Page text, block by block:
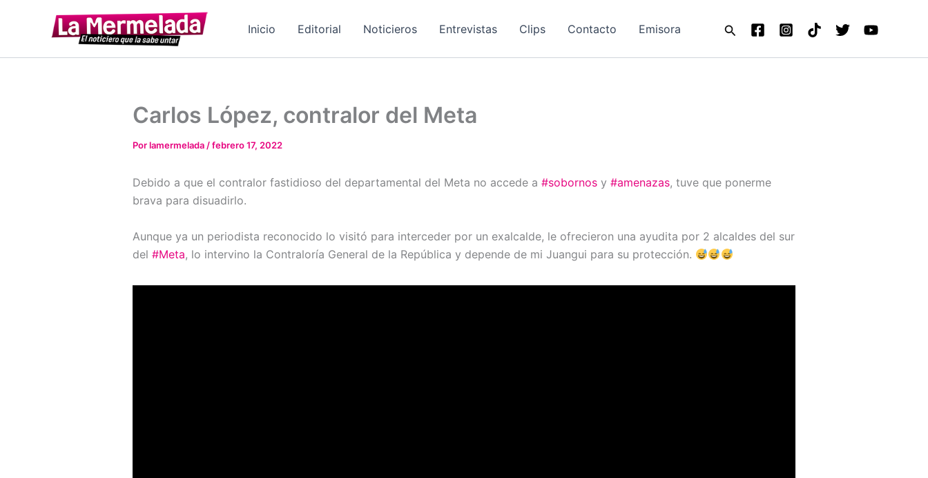
Inicio Editorial Noticieros Entrevistas Clips Contacto Emisora Buscar
Carlos López, contralor del Meta
Porlamermelada/febrero 17, 2022
Debido a que el contralor fastidioso del departamental del Meta no accede a #sobornos y #amenazas, tuve que ponerme
brava para disuadirlo.
Aunque ya un periodista reconocido lo visitó para interceder por un exalcalde, le ofrecieron una ayudita por 2 alcaldes del sur
del #Meta, lo intervino la Contraloría General de la República y depende de mi Juangui para su protección.